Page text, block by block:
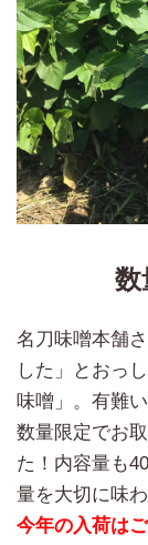
数
名刀味噌本舗
した」とおっ
味噌」。有難
数量限定でお
た！内容量も
量を大切に味
今年の入荷は